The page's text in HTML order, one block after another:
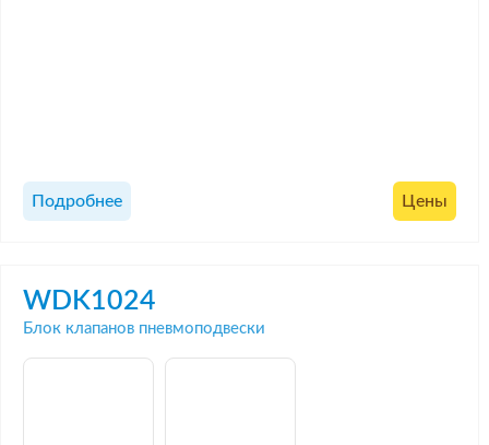
Подробнее Цены
WDK1024
Блок клапанов пневмоподвески